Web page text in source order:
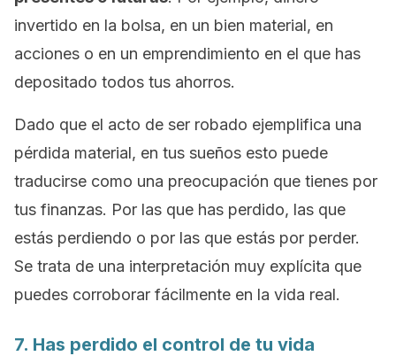
invertido en la bolsa, en un bien material, en
acciones o en un emprendimiento en el que has
depositado todos tus ahorros.
Dado que el acto de ser robado ejemplifica una
pérdida material, en tus sueños esto puede
traducirse como una preocupación que tienes por
tus finanzas. Por las que has perdido, las que
estás perdiendo o por las que estás por perder.
Se trata de una interpretación muy explícita que
puedes corroborar fácilmente en la vida real.
7. Has perdido el control de tu vida